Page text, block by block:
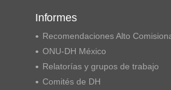
Informes
Recomendaciones Alto
ONU-DH México
Relatorías y grupos de trabajo
Comités de DH